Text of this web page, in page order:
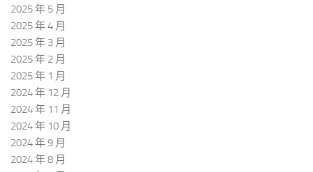
2025 年 5 月
2025 年 4 月
2025 年 3 月
2025 年 2 月
2025 年 1 月
2024 年 12 月
2024 年 11 月
2024 年 10 月
2024 年 9 月
2024 年 8 月